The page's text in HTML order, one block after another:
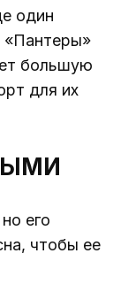
один
«Пантеры»
большую
для их
его
чтобы ее